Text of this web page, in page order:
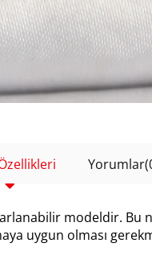
Yorumlar
modeldir. Bu
uygun olması